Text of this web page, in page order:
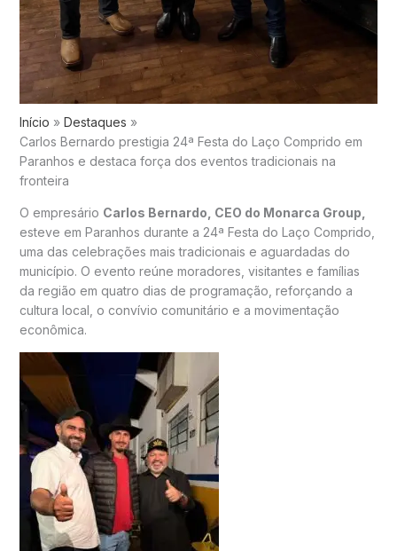
Início
Destaques
Carlos Bernardo prestigia 24ª Festa do Laço Comprido em
Paranhos e destaca força dos eventos tradicionais na
fronteira
O empresário Carlos Bernardo, CEO do Monarca Group,
esteve em Paranhos durante a 24ª Festa do Laço Comprido,
uma das celebrações mais tradicionais e aguardadas do
município. O evento reúne moradores, visitantes e famílias
da região em quatro dias de programação, reforçando a
cultura local, o convívio comunitário e a movimentação
econômica.